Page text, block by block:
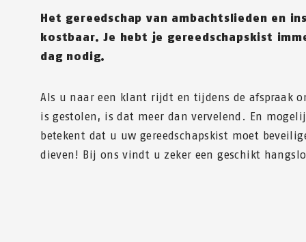
Het gereedschap van ambachtslieden en
kostbaar. Je hebt je gereedschapskist
dag nodig.
Als u naar een klant rijdt en tijdens de afspraak
is gestolen, is dat meer dan vervelend. En
betekent dat u uw gereedschapskist moet
dieven! Bij ons vindt u zeker een geschikt